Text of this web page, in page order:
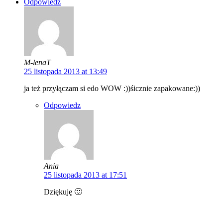
Odpowiedz
M-lenaT
25 listopada 2013 at 13:49
ja też przyłączam si edo WOW :))śicznie zapakowane:))
Odpowiedz
Ania
25 listopada 2013 at 17:51
Dziękuję 🙂